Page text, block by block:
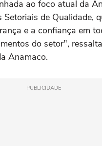
ao foco atual da
Setoriais de Qualidade,
e a confiança em
do setor", ressalta
Anamaco.
PUBLICIDADE